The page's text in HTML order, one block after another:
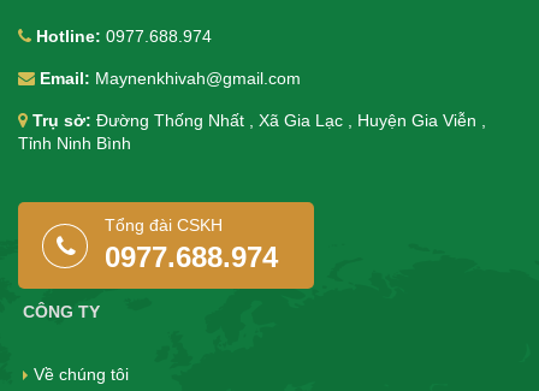
Hotline: 0977.688.974
Email: Maynenkhivah@gmail.com
Trụ sở: Đường Thống Nhất , Xã Gia Lạc , Huyện Gia Viễn ,
Tỉnh Ninh Bình
Tổng đài CSKH
0977.688.974
CÔNG TY
Về chúng tôi